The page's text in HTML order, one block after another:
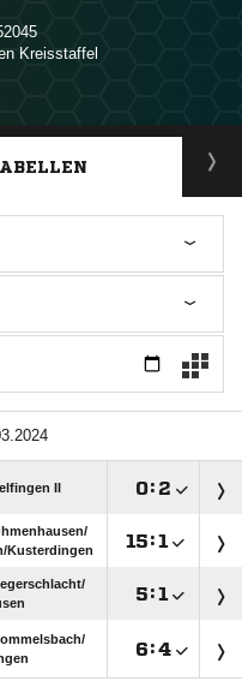
Kreisstaffel
II : 
​Kusterdingen
:
:
: